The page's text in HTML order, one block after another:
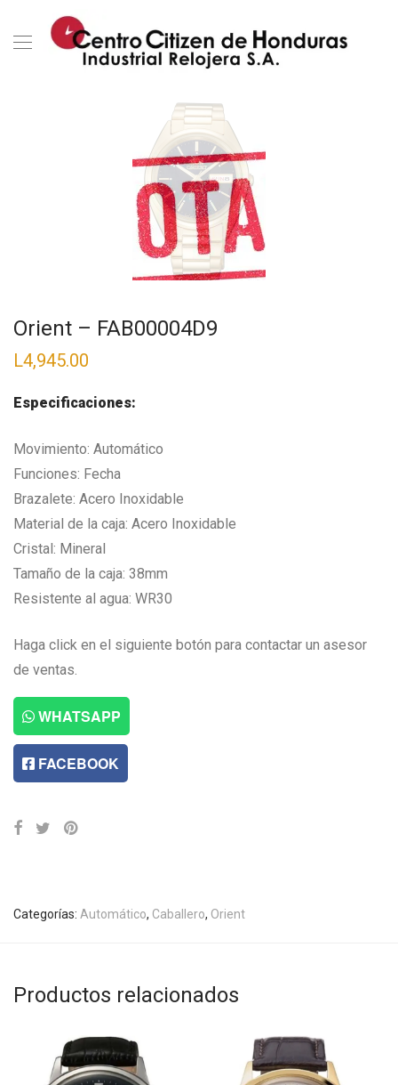
Orient – FAB00004D9
L4,945.00
Especificaciones:
Movimiento: Automático
Funciones: Fecha
Brazalete: Acero Inoxidable
Material de la caja: Acero Inoxidable
Cristal: Mineral
Tamaño de la caja: 38mm
Resistente al agua: WR30
Haga click en el siguiente botón para contactar un asesor
de ventas.
WHATSAPP
FACEBOOK
Categorías: Automático, Caballero, Orient
Productos relacionados